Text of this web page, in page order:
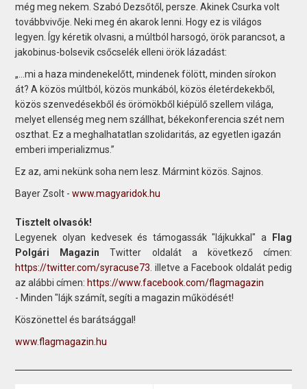
még meg nekem. Szabó Dezsőtől, persze. Akinek Csurka volt
továbbvivője. Neki meg én akarok lenni. Hogy ez is világos
legyen. Így kéretik olvasni, a múltból harsogó, örök parancsot, a
jakobinus-bolsevik csőcselék elleni örök lázadást:
„…mi a haza mindenekelőtt, mindenek fölött, minden sírokon
át? A közös múltból, közös munkából, közös életérdekekből,
közös szenvedésekből és örömökből kiépülő szellem világa,
melyet ellenség meg nem szállhat, békekonferencia szét nem
oszthat. Ez a meghalhatatlan szolidaritás, az egyetlen igazán
emberi imperializmus.”
Ez az, ami nekünk soha nem lesz. Mármint közös. Sajnos.
Bayer Zsolt -www.magyaridok.hu
Tisztelt olvasók!
Legyenek olyan kedvesek és támogassák "lájkukkal" a
Flag
Polgári Magazin Twitter oldalát a következő címen:
https://twitter.com/syracuse73 . illetve a Facebook oldalát pedig
az alábbi címen: https://www.facebook.com/flagmagazin
- Minden "lájk számít, segíti a magazin működését!
Köszönettel és barátsággal!
www.flagmagazin.hu